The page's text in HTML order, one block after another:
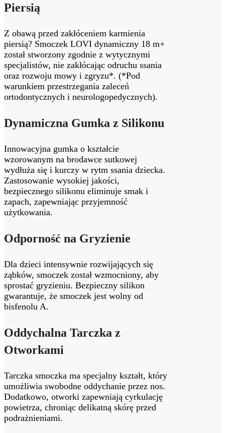
Piersią
Z obawą przed zakłóceniem karmienia
piersią? Smoczek LOVI dynamiczny 18 m+
został stworzony zgodnie z wytycznymi
specjalistów, nie zakłócając odruchu ssania
oraz rozwoju mowy i zgryzu*. (*Pod
warunkiem przestrzegania zaleceń
ortodontycznych i neurologopedycznych).
Dynamiczna Gumka z Silikonu
Innowacyjna gumka o kształcie
wzorowanym na brodawce sutkowej
wydłuża się i kurczy w rytm ssania dziecka.
Zastosowanie wysokiej jakości,
bezpiecznego silikonu eliminuje smak i
zapach, zapewniając przyjemność
użytkowania.
Odporność na Gryzienie
Dla dzieci intensywnie rozwijających się
ząbków, smoczek został wzmocniony, aby
sprostać gryzieniu. Bezpieczny silikon
gwarantuje, że smoczek jest wolny od
bisfenolu A.
Oddychalna Tarczka z
Otworkami
Tarczka smoczka ma specjalny kształt, który
umożliwia swobodne oddychanie przez nos.
Dodatkowo, otworki zapewniają cyrkulację
powietrza, chroniąc delikatną skórę przed
podrażnieniami.